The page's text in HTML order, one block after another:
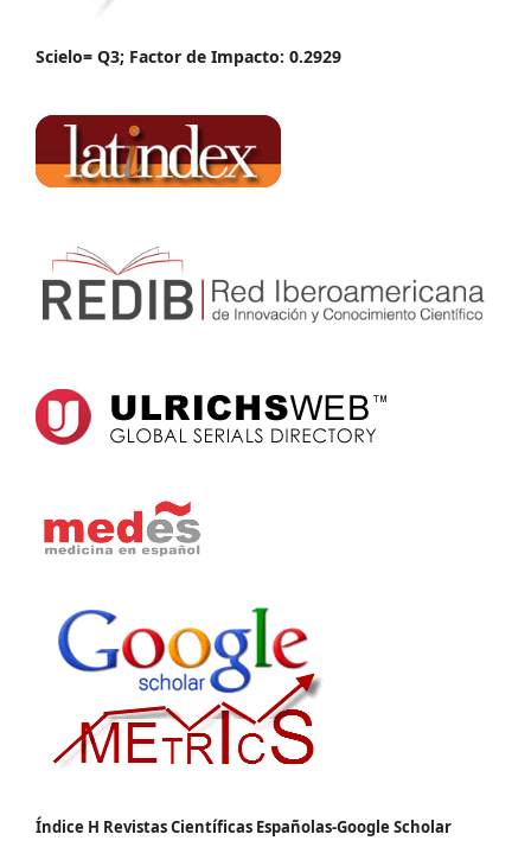
Scielo= Q3; Factor de Impacto: 0.2929
Índice H Revistas Científicas Españolas-Google Scholar